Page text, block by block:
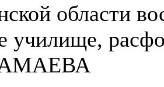
области
училище,